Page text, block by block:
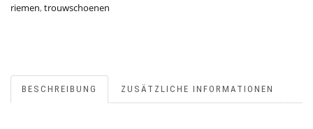
riemen,trouwschoenen
BESCHREIBUNG ZUSÄTZLICHE INFORMATIONEN